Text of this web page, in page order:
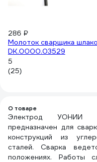
286 ₽
Молоток сварщика
DK.0000.03529
5
(25)
О товаре
Электрод УОНИИ
предназначен для
конструкций из
сталей. Сварка
положениях. Работы